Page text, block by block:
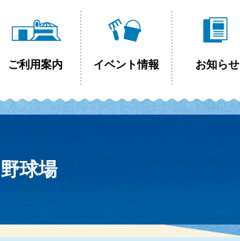
ご利用案内 イベント情報 お知らせ
野球場